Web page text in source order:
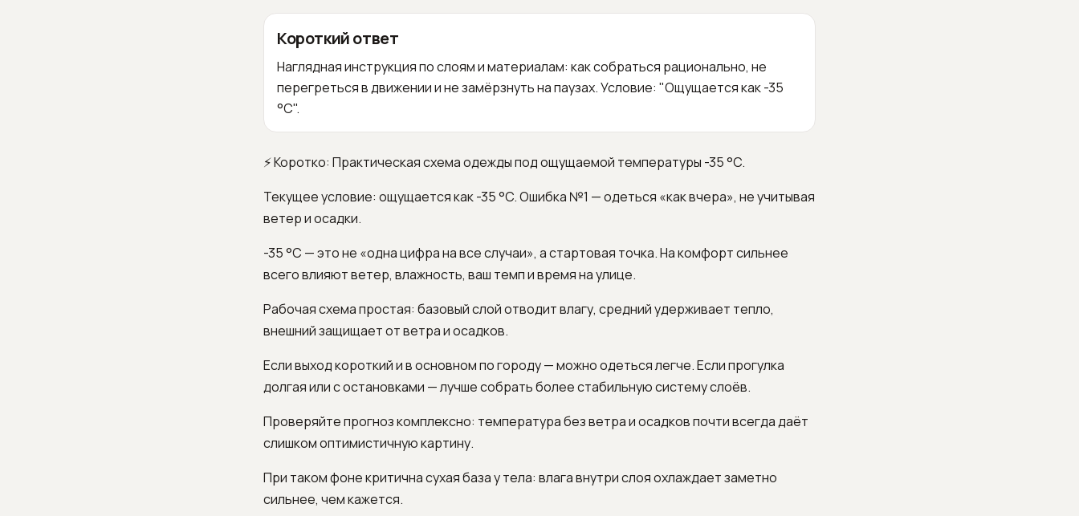
Короткий ответ
Наглядная инструкция по слоям и материалам: как собраться рационально, не
перегреться в движении и не замёрзнуть на паузах. Условие: "Ощущается как -35
°C".
⚡ Коротко: Практическая схема одежды под ощущаемой температуры -35 °C.
Текущее условие: ощущается как -35 °C. Ошибка №1 — одеться «как вчера», не учитывая
ветер и осадки.
-35 °C — это не «одна цифра на все случаи», а стартовая точка. На комфорт сильнее
всего влияют ветер, влажность, ваш темп и время на улице.
Рабочая схема простая: базовый слой отводит влагу, средний удерживает тепло,
внешний защищает от ветра и осадков.
Если выход короткий и в основном по городу — можно одеться легче. Если прогулка
долгая или с остановками — лучше собрать более стабильную систему слоёв.
Проверяйте прогноз комплексно: температура без ветра и осадков почти всегда даёт
слишком оптимистичную картину.
При таком фоне критична сухая база у тела: влага внутри слоя охлаждает заметно
сильнее, чем кажется.